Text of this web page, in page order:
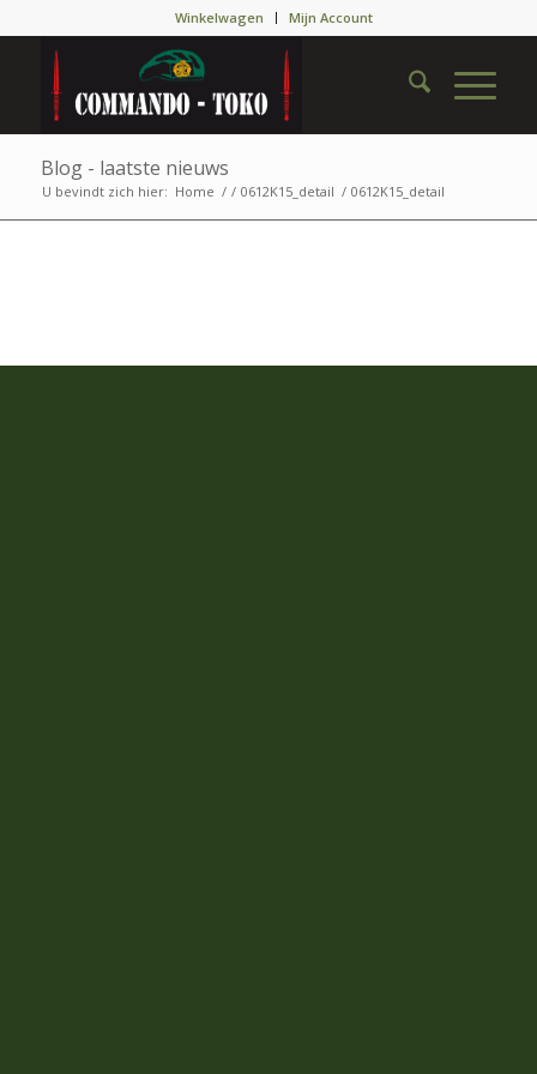
Winkelwagen Mijn Account
Blog - laatste nieuws
U bevindt zich hier: Home / / 0612K15_detail / 0612K15_detail